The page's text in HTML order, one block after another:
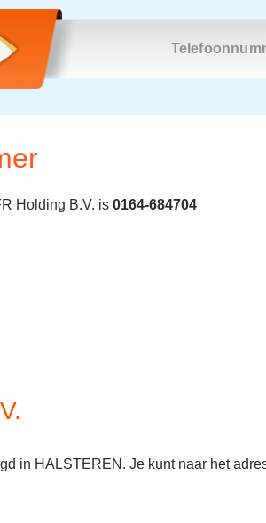
Holding B.V. is 0164-684704
in HALSTEREN. Je kunt naar het